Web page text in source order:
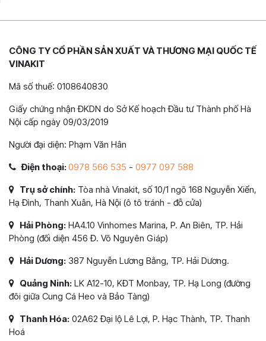
CÔNG TY CỔ PHẦN SẢN XUẤT VÀ THƯƠNG MẠI QUỐC TẾ
VINAKIT
Mã số thuế: 0108640830
Giấy chứng nhận ĐKDN do Sở Kế hoạch Đầu tư Thành phố Hà
Nội cấp ngày 09/03/2019
Người đại diện: Phạm Văn Hân
Điện thoại:0978 566 535 - 0977 097 588
Trụ sở chính: Tòa nhà Vinakit, số 10/1 ngõ 168 Nguyễn Xiển,
Hạ Đình, Thanh Xuân, Hà Nội (ô tô tránh - đỗ cửa)
Hải Phòng: HA4.10 Vinhomes Marina, P. An Biên, TP. Hải
Phòng (đối diện 456 Đ. Võ Nguyên Giáp)
Hải Dương: 387 Nguyễn Lương Bằng, TP. Hải Dương.
Quảng Ninh: LK A12-10, KĐT Monbay, TP. Hạ Long (đường
đôi giữa Cung Cá Heo và Bảo Tàng)
Thanh Hóa: 02A62 Đại lộ Lê Lợi, P. Hạc Thành, TP. Thanh
Hoá